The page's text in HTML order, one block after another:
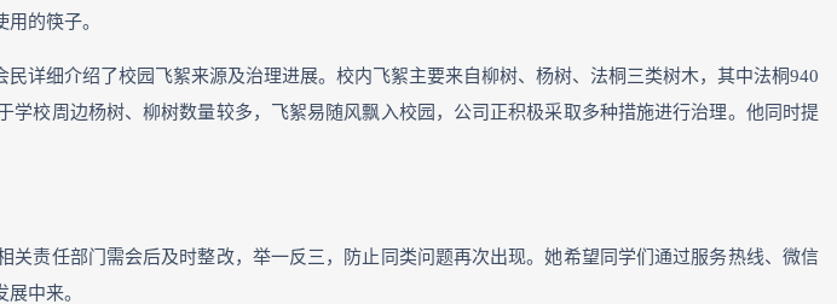
的筷子。
详细介绍了校园飞絮来源及治理进展。校内飞絮主要来自柳树、杨树、法桐三类树木，其中法桐940
校周边杨树、柳树数量较多，飞絮易随风飘入校园，公司正积极采取多种措施进行治理。他同时提
责任部门需会后及时整改，举一反三，防止同类问题再次出现。她希望同学们通过服务热线、微信
展中来。